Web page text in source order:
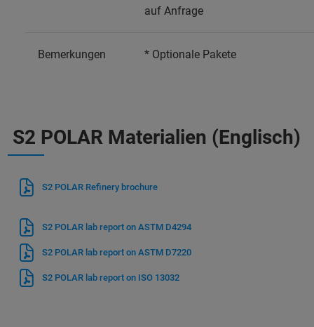
auf Anfrage
Bemerkungen * Optionale Pakete
S2 POLAR Materialien (Englisch)
S2 POLAR Refinery brochure
S2 POLAR lab report on ASTM D4294
S2 POLAR lab report on ASTM D7220
S2 POLAR lab report on ISO 13032